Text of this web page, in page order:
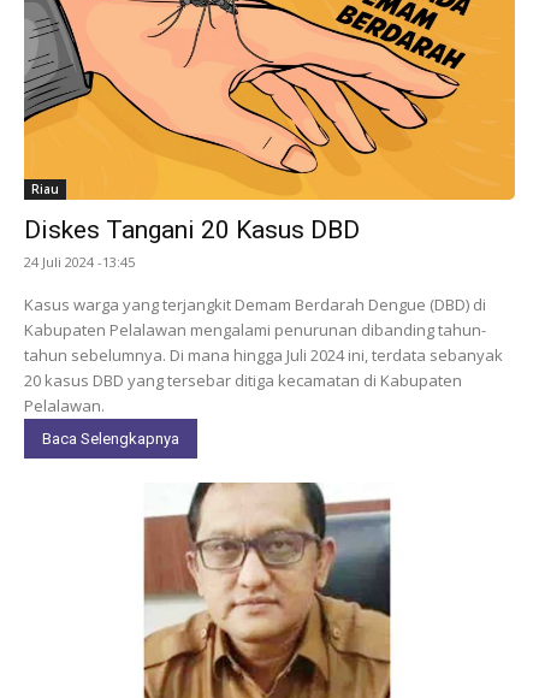
Riau
Diskes Tangani 20 Kasus DBD
24 Juli 2024 -13:45
Kasus warga yang terjangkit Demam Berdarah Dengue (DBD) di
Kabupaten Pelalawan mengalami penurunan dibanding tahun-
tahun sebelumnya. Di mana hingga Juli 2024 ini, terdata sebanyak
20 kasus DBD yang tersebar ditiga kecamatan di Kabupaten
Pelalawan.
Baca Selengkapnya